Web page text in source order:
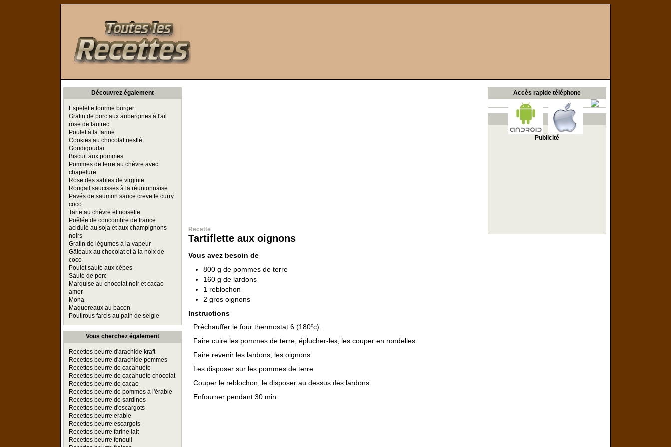
Découvrez également
Espelette fourme burger
Gratin de porc aux aubergines à l'ail
rose de lautrec
Poulet à la farine
Cookies au chocolat nestlé
Goudigoudai
Biscuit aux pommes
Pommes de terre au chèvre avec
chapelure
Rose des sables de virginie
Rougail saucisses à la réunionnaise
Pavés de saumon sauce crevette curry
coco
Tarte au chèvre et noisette
Poêlée de concombre de france
acidulé au soja et aux champignons
noirs
Gratin de légumes à la vapeur
Gâteaux au chocolat et â la noix de
coco
Poulet sauté aux cèpes
Sauté de porc
Marquise au chocolat noir et cacao
amer
Mona
Maquereaux au bacon
Poutirous farcis au pain de seigle
Vous cherchez également
Recettes beurre d'arachide kraft
Recettes beurre d'arachide pommes
Recettes beurre de cacahuète
Recettes beurre de cacahuète chocolat
Recettes beurre de cacao
Recettes beurre de pommes à l'érable
Recettes beurre de sardines
Recettes beurre d'escargots
Recettes beurre erable
Recettes beurre escargots
Recettes beurre farine lait
Recettes beurre fenouil
Recette
Tartiflette aux oignons
Vous avez besoin de
800 g de pommes de terre
160 g de lardons
1 reblochon
2 gros oignons
Instructions
Préchauffer le four thermostat 6 (180ºc).
Faire cuire les pommes de terre, éplucher-les, les couper en rondelles.
Faire revenir les lardons, les oignons.
Les disposer sur les pommes de terre.
Couper le reblochon, le disposer au dessus des lardons.
Enfourner pendant 30 min.
Accès rapide téléphone
Publicité